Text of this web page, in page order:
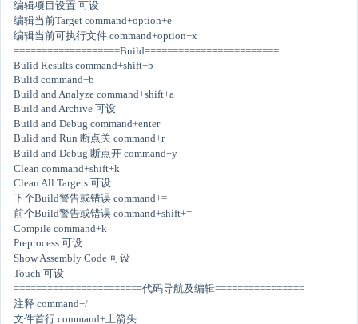
编辑项目设置 可设
编辑当前Target command+option+e
编辑当前可执行文件 command+option+x
===================Build========================
Bulid Results command+shift+b
Bulid command+b
Build and Analyze command+shift+a
Build and Archive 可设
Build and Debug command+enter
Bulid and Run 断点关 command+r
Build and Debug 断点开 command+y
Clean command+shift+k
Clean All Targets 可设
下个Build警告或错误 command+=
前个Build警告或错误 command+shift+=
Compile command+k
Preprocess 可设
Show Assembly Code 可设
Touch 可设
=======================代码导航及编辑================
注释 command+/
文件首行 command+上箭头